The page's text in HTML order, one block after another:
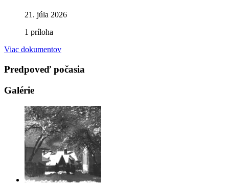
21. júla 2026
1 príloha
Viac dokumentov
Predpoveď počasia
Galérie